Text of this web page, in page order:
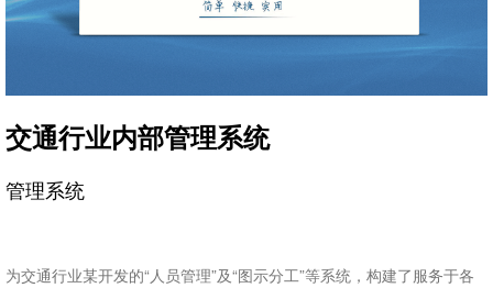
交通行业内部管理系统
管理系统
为交通行业某开发的“人员管理”及“图示分工”等系统，构建了服务于各